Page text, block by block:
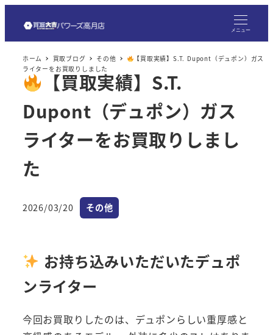
メニュー
ホーム 買取ブログ その他
【買取実績】S.T. Dupont（デュポン）ガス
ライターをお買取りしました
【買取実績】S.T.
Dupont（デュポン）ガス
ライターをお買取りしまし
た
投稿日
2026/03/20 カテゴリー
その他
お持ち込みいただいたデュポ
ンライター
今回お買取りしたのは、デュポンらしい重厚感と